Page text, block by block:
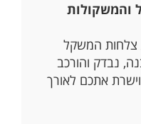
והמשקולות
צלחות המשקל
נבדק והורכב
אתכם לאורך